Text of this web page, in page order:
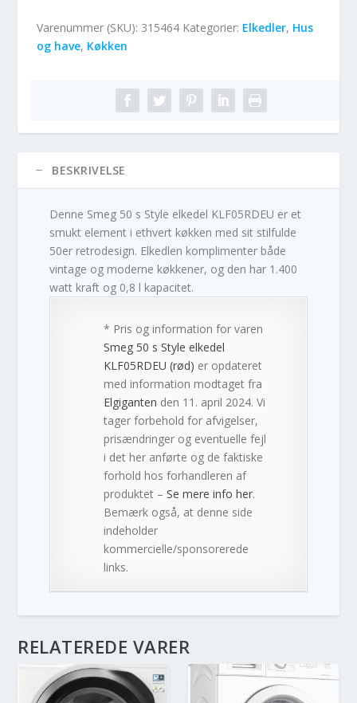
Varenummer (SKU): 315464 Kategorier: Elkedler, Hus
og have, Køkken
BESKRIVELSE
Denne Smeg 50 s Style elkedel KLF05RDEU er et
smukt element i ethvert køkken med sit stilfulde
50er retrodesign. Elkedlen komplimenter både
vintage og moderne køkkener, og den har 1.400
watt kraft og 0,8 l kapacitet.
* Pris og information for varen
Smeg 50 s Style elkedel
KLF05RDEU (rød) er opdateret
med information modtaget fra
Elgiganten den 11. april 2024. Vi
tager forbehold for afvigelser,
prisændringer og eventuelle fejl
i det her anførte og de faktiske
forhold hos forhandleren af
produktet –Se mere info her.
Bemærk også, at denne side
indeholder
kommercielle/sponsorerede
links.
RELATEREDE VARER